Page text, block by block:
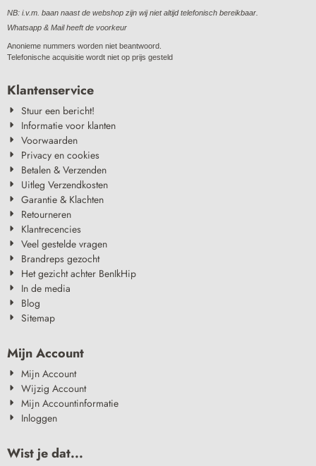
NB: i.v.m. baan naast de webshop zijn wij niet altijd telefonisch bereikbaar.
Whatsapp & Mail heeft de voorkeur
Anonieme nummers worden niet beantwoord.
Telefonische acquisitie wordt niet op prijs gesteld
Klantenservice
Stuur een bericht!
Informatie voor klanten
Voorwaarden
Privacy en cookies
Betalen & Verzenden
Uitleg Verzendkosten
Garantie & Klachten
Retourneren
Klantrecencies
Veel gestelde vragen
Brandreps gezocht
Het gezicht achter BenIkHip
In de media
Blog
Sitemap
Mijn Account
Mijn Account
Wijzig Account
Mijn Accountinformatie
Inloggen
Wist je dat...